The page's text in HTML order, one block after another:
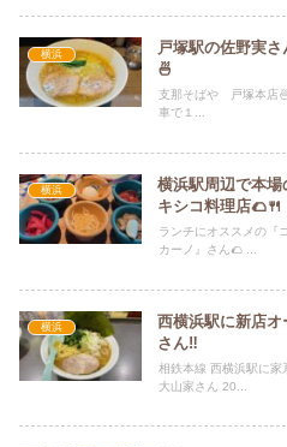
横浜
戸塚駅の佐野実
🍜
支那そばや 戸塚本店
車で１...
横浜
横浜駅周辺で本
キシコ料理店🌮🍴
ランチにオススメの『
カーノ』さん🌮 ...
横浜
西横浜駅に新店オ
さん‼
相鉄本線 西横浜駅に
大山家さん 20...